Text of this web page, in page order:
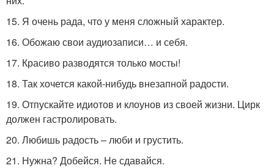
15. Я очень рада, что у меня сложный характер.
16. Обожаю свои аудиозаписи… и себя.
17. Красиво разводятся только мосты!
18. Так хочется какой-нибудь внезапной радости.
19. Отпускайте идиотов и клоунов из своей жизни. Цирк
должен гастролировать.
20. Любишь радость – люби и грустить.
21. Нужна? Добейся. Не сдавайся.